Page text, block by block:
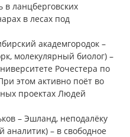
в ланцберговских
в лесах под
академгородок –
молекулярный биолог) –
Рочестера по
этом активно поёт во
проектах Людей
– Эшланд, неподалёку
аналитик) – в свободное